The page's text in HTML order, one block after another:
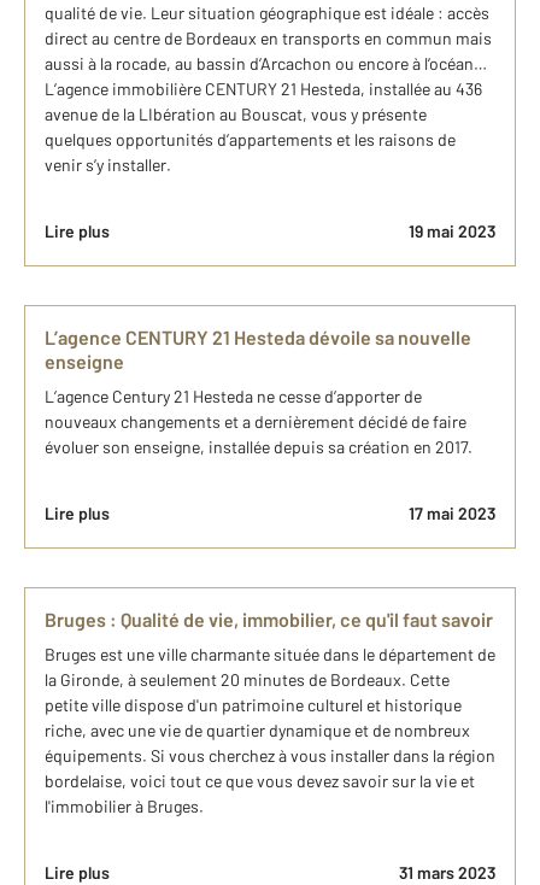
qualité de vie. Leur situation géographique est idéale : accès
direct au centre de Bordeaux en transports en commun mais
aussi à la rocade, au bassin d’Arcachon ou encore à l’océan…
L’agence immobilière CENTURY 21 Hesteda, installée au 436
avenue de la LIbération au Bouscat, vous y présente
quelques opportunités d’appartements et les raisons de
venir s’y installer.
Lire plus 19 mai 2023
L’agence CENTURY 21 Hesteda dévoile sa nouvelle
enseigne
L’agence Century 21 Hesteda ne cesse d’apporter de
nouveaux changements et a dernièrement décidé de faire
évoluer son enseigne, installée depuis sa création en 2017.
Lire plus 17 mai 2023
Bruges : Qualité de vie, immobilier, ce qu'il faut savoir
Bruges est une ville charmante située dans le département de
la Gironde, à seulement 20 minutes de Bordeaux. Cette
petite ville dispose d'un patrimoine culturel et historique
riche, avec une vie de quartier dynamique et de nombreux
équipements. Si vous cherchez à vous installer dans la région
bordelaise, voici tout ce que vous devez savoir sur la vie et
l'immobilier à Bruges.
Lire plus 31 mars 2023